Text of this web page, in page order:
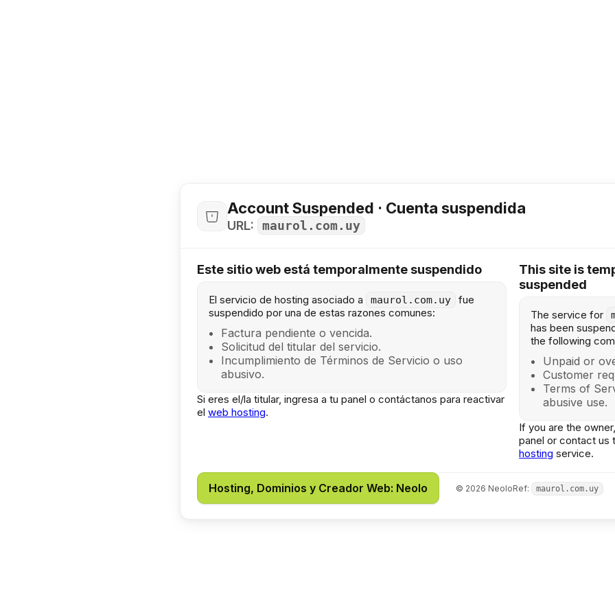
Account Suspended · Cuenta suspendida
URL: maurol.com.uy
Este sitio web está temporalmente suspendido
El servicio de hosting asociado a maurol.com.uy
fue
suspendido por una de estas razones comunes:
Factura pendiente o vencida.
Solicitud del titular del servicio.
Incumplimiento de Términos de Servicio o uso
abusivo.
Si eres el/la titular, ingresa a tu panel o contáctanos para reactivar
el web hosting.
This site is
suspended
The service for
has been
the following
Unpaid or
Customer
Terms of
abusive use.
If you are the
panel or contact
hosting service.
Hosting, Dominios y Creador Web: Neolo © 2026 NeoloRef: maurol.com.uy